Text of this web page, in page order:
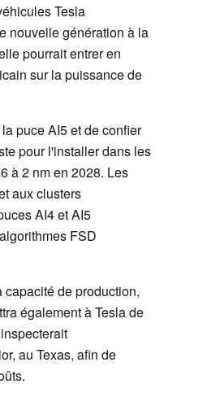
Tesla
nouvelle génération à la
pourrait entrer en
sur la puissance de
puce AI5 et de confier
pour l'installer dans les
à 2 nm en 2028. Les
aux clusters
AI4 et AI5
FSD
de production,
également à Tesla de
au Texas, afin de